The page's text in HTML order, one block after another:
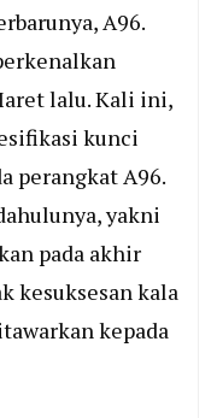
A96.
lalu. Kali ini,
kunci
perangkat A96.
yakni
pada akhir
kesuksesan kala
kepada